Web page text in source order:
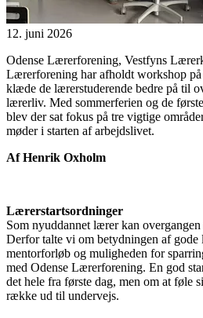
12. juni 2026
Odense Lærerforening, Vestfyns
Lærerforening har afholdt workshop
klæde de lærerstuderende bedre på til
lærerliv. Med sommerferien og de
blev der sat fokus på tre vigtige
møder i starten af arbejdslivet.
Af Henrik Oxholm
Lærerstartsordninger
Som nyuddannet lærer kan
Derfor talte vi om betydningen af gode
mentorforløb og muligheden for
med Odense Lærerforening. En god
det hele fra første dag, men om at føle
række ud til undervejs.